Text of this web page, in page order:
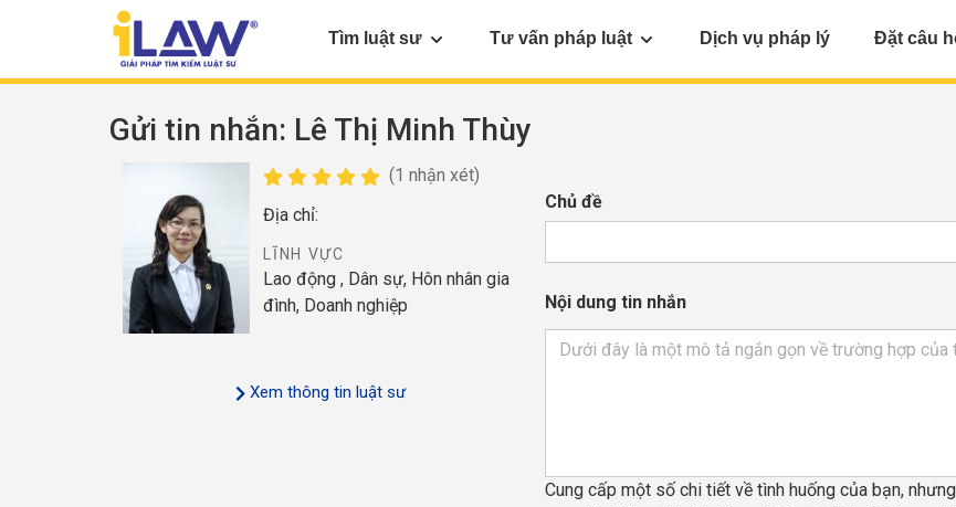
Tìm luật sư Tư vấn pháp luật Dịch vụ pháp lý Đặt câu
Gửi tin nhắn: Lê Thị Minh Thùy
(1 nhận xét)
Địa chỉ:
LĨNH VỰC
Lao động , Dân sự, Hôn nhân gia
đình, Doanh nghiệp
Xem thông tin luật sư
Chủ đề
Nội dung tin nhắn
Cung cấp một số chi tiết về tình huống của bạn,